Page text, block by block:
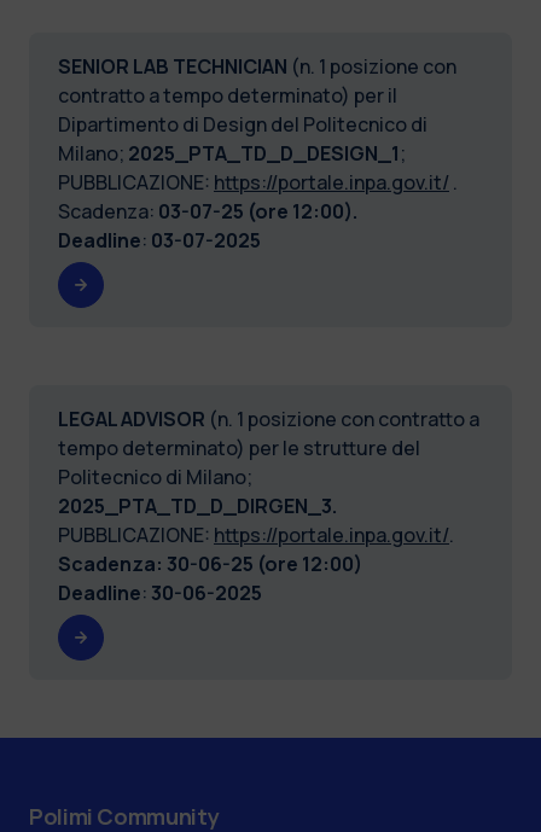
SENIOR LAB TECHNICIAN (n. 1 posizione con
contratto a tempo determinato) per il
Dipartimento di Design del Politecnico di
Milano; 2025_PTA_TD_D_DESIGN_1;
PUBBLICAZIONE: https://portale.inpa.gov.it/ .
Scadenza: 03-07-25 (ore 12:00).
Deadline: 03-07-2025
LEGAL ADVISOR (n. 1 posizione con contratto a
tempo determinato) per le strutture del
Politecnico di Milano;
2025_PTA_TD_D_DIRGEN_3.
PUBBLICAZIONE: https://portale.inpa.gov.it/.
Scadenza: 30-06-25 (ore 12:00)
Deadline: 30-06-2025
Polimi Community